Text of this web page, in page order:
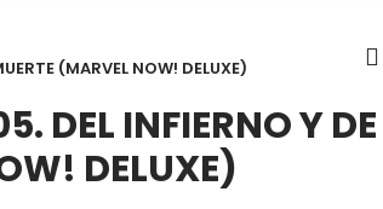
(MARVEL NOW! DELUXE)
DEL INFIERNO Y
DELUXE)